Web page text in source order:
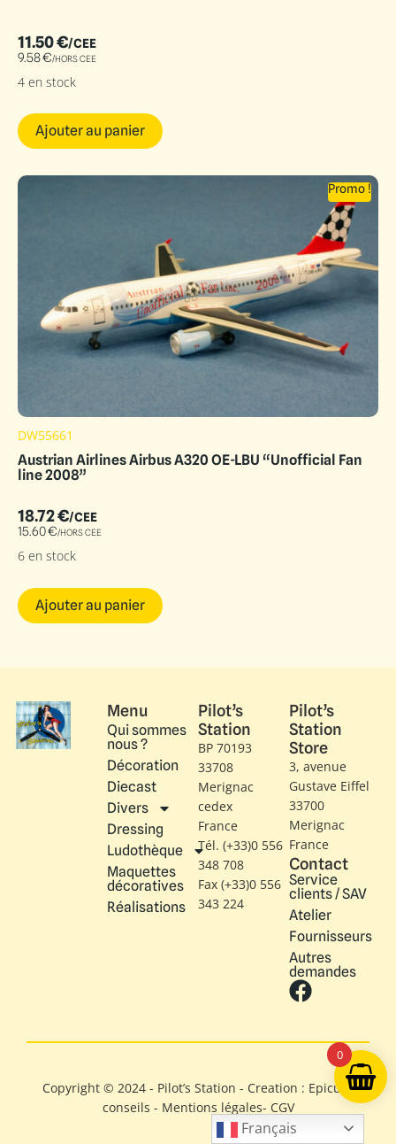
11.50€/CEE
9.58€/HORS CEE
4 en stock
Ajouter au panier
Promo !
DW55661
Austrian Airlines Airbus A320 OE-LBU “Unofficial Fan
line 2008”
18.72€/CEE
15.60€/HORS CEE
6 en stock
Ajouter au panier
Menu
Qui sommes
nous ?
Décoration
Diecast
Divers
Dressing
Ludothèque
Maquettes
décoratives
Réalisations
Pilot’s
Station
BP 70193
33708
Merignac
cedex
France
Tél. (+33)0 556
348 708
Fax (+33)0 556
343 224
Pilot’s
Station
Store
3, avenue
Gustave Eiffel​
33700
Merignac
France
Contact
Service
clients / SAV
Atelier
Fournisseurs
Autres
demandes
Copyright © 2024 - Pilot’s Station - Creation : Epicure
conseils - Mentions légales- CGV
Français
0